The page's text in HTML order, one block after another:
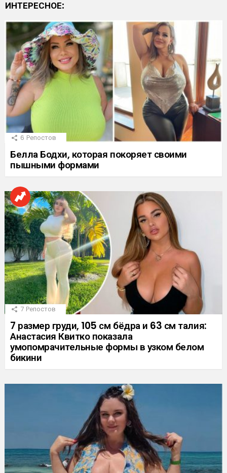
ИНТЕРЕСНОЕ:
6 Репостов
Белла Бодхи, которая покоряет своими
пышными формами
7 Репостов
7 размер груди, 105 см бёдра и 63 см талия:
Анастасия Квитко показала
умопомрачительные формы в узком белом
бикини